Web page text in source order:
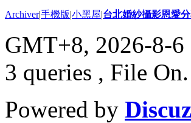
Archiver|手機版|小黑屋|台北婚紗攝影恩愛
GMT+8, 2026-8-6
3 queries , File On.
Powered by